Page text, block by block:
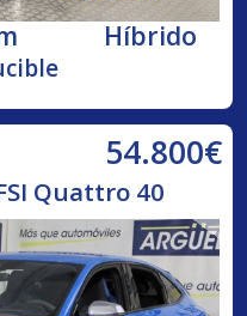
Híbrido
54.800€
Quattro 40